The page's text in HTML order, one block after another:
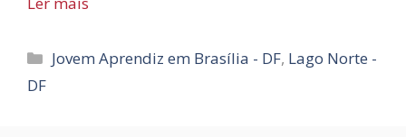
Categorias
Jovem Aprendiz em Brasília - DF, Lago Norte -
DF